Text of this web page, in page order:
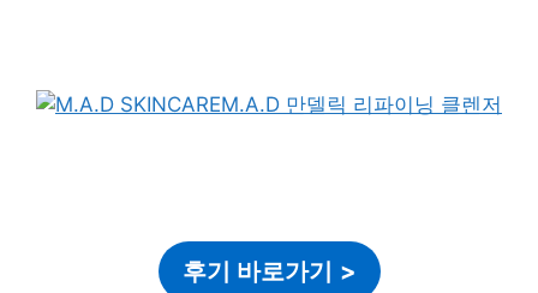
후기 바로가기 >